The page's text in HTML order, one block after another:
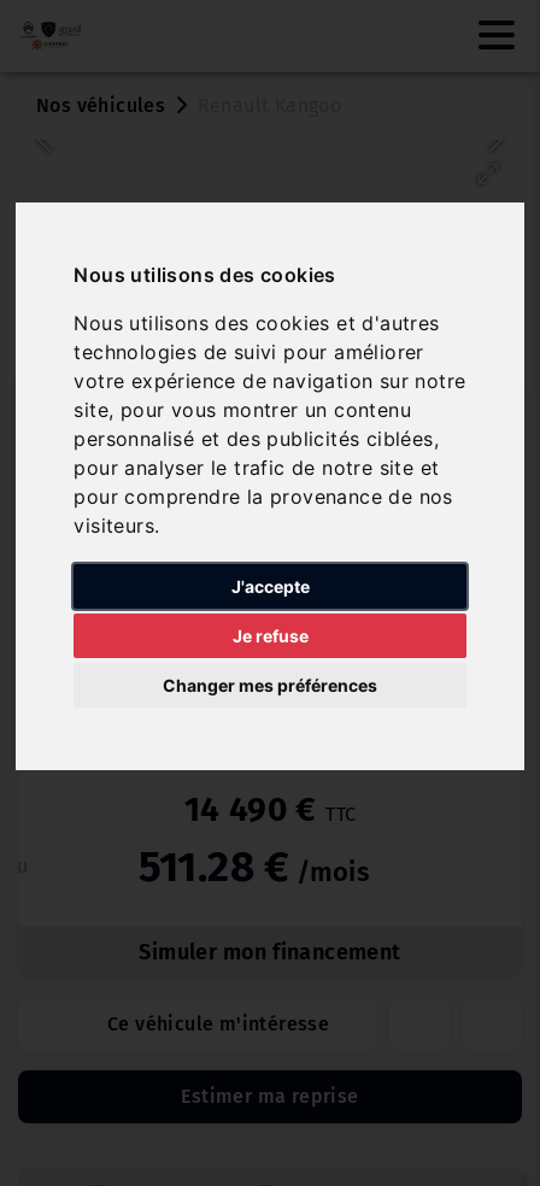
Nous utilisons des cookies
Nous utilisons des cookies et d'autres
technologies de suivi pour améliorer
votre expérience de navigation sur notre
site, pour vous montrer un contenu
personnalisé et des publicités ciblées,
pour analyser le trafic de notre site et
pour comprendre la provenance de nos
visiteurs.
J'accepte
Je refuse
Changer mes préférences
Nos véhicules
RENAULT KANGOO
TREND - BLUE DCI 80
Réf. 3616775 Véhicule sur parc
Diesel
89 900
11/2020 Manuelle
14 490 €TTC
511.28 € /mois
Simuler mon financement
Ce véhicule m'intéresse
Estimer ma reprise